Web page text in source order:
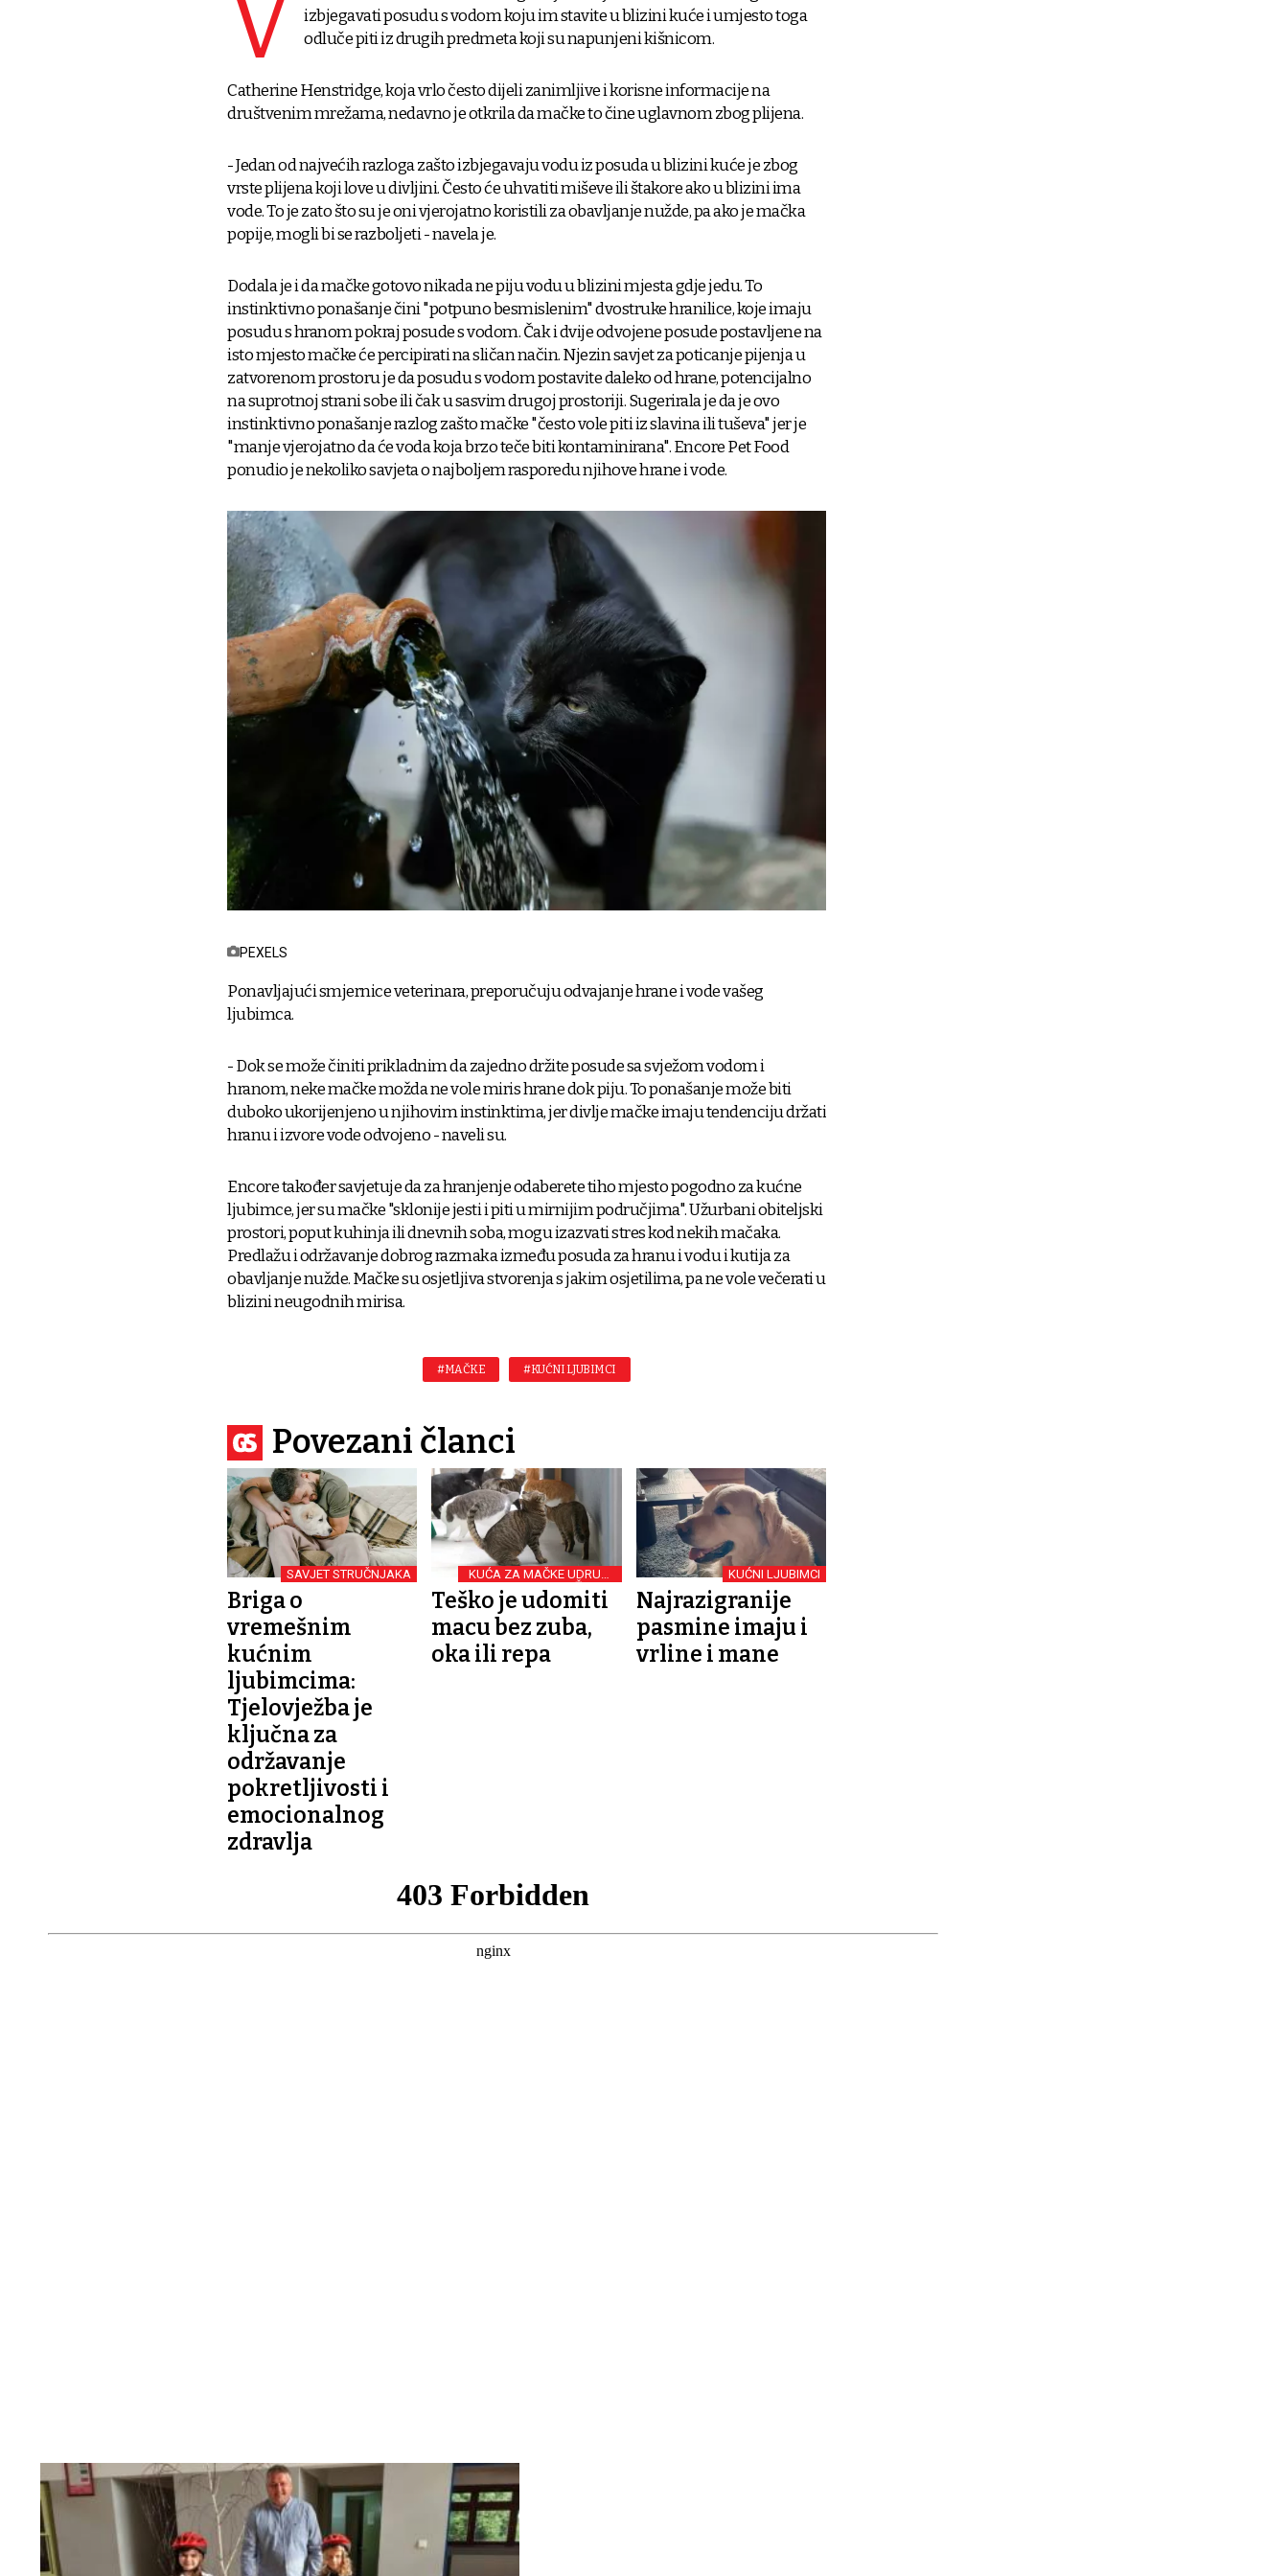
V
izbjegavati posudu s vodom koju im stavite u blizini kuće i umjesto toga
odluče piti iz drugih predmeta koji su napunjeni kišnicom.
Catherine Henstridge, koja vrlo često dijeli zanimljive i korisne informacije na
društvenim mrežama, nedavno je otkrila da mačke to čine uglavnom zbog plijena.
- Jedan od najvećih razloga zašto izbjegavaju vodu iz posuda u blizini kuće je zbog
vrste plijena koji love u divljini. Često će uhvatiti miševe ili štakore ako u blizini ima
vode. To je zato što su je oni vjerojatno koristili za obavljanje nužde, pa ako je mačka
popije, mogli bi se razboljeti - navela je.
Dodala je i da mačke gotovo nikada ne piju vodu u blizini mjesta gdje jedu. To
instinktivno ponašanje čini "potpuno besmislenim" dvostruke hranilice, koje imaju
posudu s hranom pokraj posude s vodom. Čak i dvije odvojene posude postavljene na
isto mjesto mačke će percipirati na sličan način. Njezin savjet za poticanje pijenja u
zatvorenom prostoru je da posudu s vodom postavite daleko od hrane, potencijalno
na suprotnoj strani sobe ili čak u sasvim drugoj prostoriji. Sugerirala je da je ovo
instinktivno ponašanje razlog zašto mačke "često vole piti iz slavina ili tuševa" jer je
"manje vjerojatno da će voda koja brzo teče biti kontaminirana". Encore Pet Food
ponudio je nekoliko savjeta o najboljem rasporedu njihove hrane i vode.
PEXELS
Ponavljajući smjernice veterinara, preporučuju odvajanje hrane i vode vašeg
ljubimca.
- Dok se može činiti prikladnim da zajedno držite posude sa svježom vodom i
hranom, neke mačke možda ne vole miris hrane dok piju. To ponašanje može biti
duboko ukorijenjeno u njihovim instinktima, jer divlje mačke imaju tendenciju držati
hranu i izvore vode odvojeno - naveli su.
Encore također savjetuje da za hranjenje odaberete tiho mjesto pogodno za kućne
ljubimce, jer su mačke "sklonije jesti i piti u mirnijim područjima". Užurbani obiteljski
prostori, poput kuhinja ili dnevnih soba, mogu izazvati stres kod nekih mačaka.
Predlažu i održavanje dobrog razmaka između posuda za hranu i vodu i kutija za
obavljanje nužde. Mačke su osjetljiva stvorenja s jakim osjetilima, pa ne vole večerati u
blizini neugodnih mirisa.
#MAČKE #KUĆNI LJUBIMCI
Povezani članci
SAVJET STRUČNJAKA
Briga o
vremešnim
kućnim
ljubimcima:
Tjelovježba je
ključna za
održavanje
pokretljivosti i
emocionalnog
zdravlja
KUĆA ZA MAČKE UDRUGE
9 ŽIVOTA
Teško je udomiti
macu bez zuba,
oka ili repa
KUĆNI LJUBIMCI
Najrazigranije
pasmine imaju i
vrline i mane